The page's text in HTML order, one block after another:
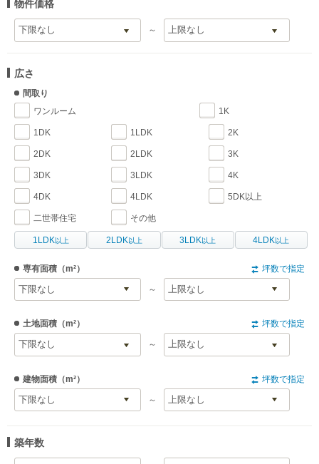
物件価格
～
広さ
間取り
ワンルーム 1K
1DK 1LDK 2K
2DK 2LDK 3K
3DK 3LDK 4K
4DK 4LDK 5DK以上
二世帯住宅 その他
1LDK 以上 2LDK 以上 3LDK 以上 4LDK 以上
専有面積（m²） 坪数で指定
～
土地面積（m²） 坪数で指定
～
建物面積（m²） 坪数で指定
～
築年数